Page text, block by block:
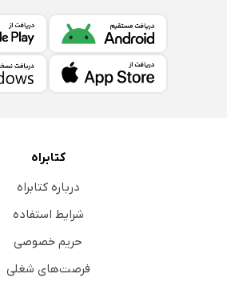
کتابراه
درباره کتابراه
شرایط استفاده
حریم خصوصی
فرصت‌های شغلی